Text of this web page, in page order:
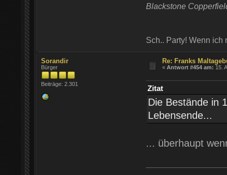
Blackstone
Sch.. Party! Wenn ich
Sorandir
Bürger
Beiträge: 2.301
Re: Franks
«Antwort #454 am: 15.
Zitat
Die Bestände in
Lebensende...
... überhaupt